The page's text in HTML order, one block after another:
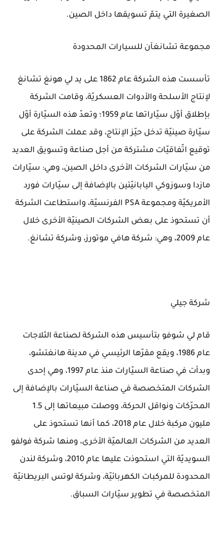
الصغيرة التي يتمّ تسويقها داخل الصين.
مجموعة تشانغآن للسيارات المحدودة
تأسست هذه الشركة عام 1862 على يد لي هونغ تشانغ
لإنتاج الأسلحة والأدوات العسكريّة، وقامت الشركة
بإطلاق أوّل سيّاراتها عام 1959؛ وتعدّ هذه السيّارة أوّل
سيّارة صينيّة تدخل حيّز الإنتاج، وقد عملت الشركة على
توقيع اتّفاقيّات مشتركة من أجل صناعة وتسويق العديد
من سيّارات الشركات الأخرى داخل الصين، وهي: سيّارات
مازدا وسوزوكي اليابانيّتين بالإضافة إلى سيّارات فورد
الأمريكيّة ومجموعة PSA الفرنسيّة، واستطاعت الشركة
أن تستحوذ على بعض الشركات الصينيّة الأخرى خلال
عام 2009، وهي: شركة هافي موتورز، وشركة تشانغ.
شركة جيلي
قام لي شوفو بتأسيس هذه الشركة لصناعة الثلاجات
عام 1986، ويقع مقرّها الرئيسي في مدينة هانغتشو،
وبدأت في صناعة السيّارات منذ عام 1997، وهي إحدى
الشركات المتخصصة في صناعة السيّارات بالإضافة إلى
المحرّكات ونواقل الحركة، ووصلت مبيعاتها إلى 1.5
مليون مركبة خلال عام 2018، كما أنها تستحوذ على
العديد من الشركات العالميّة الأخرى، ومنها شركة فولفو
السويديّة التي استحوذت عليها عام 2010، وشركة لندن
المحدودة للمركبات الكهربائيّة، وشركة لوتس البريطانيّة
المتخصصة في تطوير سيّارات السباق.